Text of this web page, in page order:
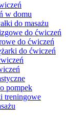
w domu
do masażu
do ćwiczeń
do ćwiczeń
do ćwiczeń
pompek
treningowe